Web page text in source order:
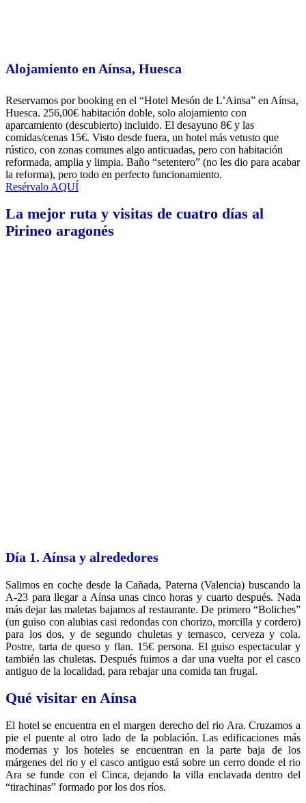
Alojamiento en Aínsa, Huesca
Reservamos por booking en el “Hotel Mesón de L’Ainsa” en Aínsa,
Huesca. 256,00€ habitación doble, solo alojamiento con
aparcamiento (descubierto) incluido. El desayuno 8€ y las
comidas/cenas 15€. Visto desde fuera, un hotel más vetusto que
rústico, con zonas comunes algo anticuadas, pero con habitación
reformada, amplia y limpia. Baño “setentero” (no les dio para acabar
la reforma), pero todo en perfecto funcionamiento.
Resérvalo AQUÍ
La mejor ruta y visitas de cuatro días al
Pirineo aragonés
Día 1. Aínsa y alrededores
Salimos en coche desde la Cañada, Paterna (Valencia) buscando la
A-23 para llegar a Aínsa unas cinco horas y cuarto después. Nada
más dejar las maletas bajamos al restaurante. De primero “Boliches”
(un guiso con alubias casi redondas con chorizo, morcilla y cordero)
para los dos, y de segundo chuletas y ternasco, cerveza y cola.
Postre, tarta de queso y flan. 15€ persona. El guiso espectacular y
también las chuletas. Después fuimos a dar una vuelta por el casco
antiguo de la localidad, para rebajar una comida tan frugal.
Qué visitar en Aínsa
El hotel se encuentra en el margen derecho del rio Ara. Cruzamos a
pie el puente al otro lado de la población. Las edificaciones más
modernas y los hoteles se encuentran en la parte baja de los
márgenes del rio y el casco antiguo está sobre un cerro donde el rio
Ara se funde con el Cinca, dejando la villa enclavada dentro del
“tirachinas” formado por los dos ríos.